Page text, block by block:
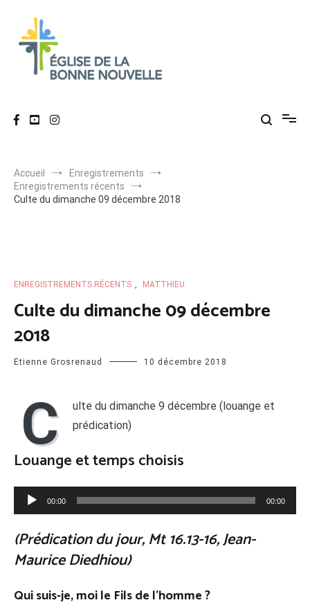
contenu
Accueil
Enregistrements
Enregistrements récents
Culte du dimanche 09 décembre 2018
ENREGISTREMENTS RÉCENTS , MATTHIEU
Culte du dimanche 09 décembre
2018
Etienne Grosrenaud 10 décembre 2018
C
ulte du dimanche 9 décembre (louange et
prédication)
Louange et temps choisis
Lecteur
audio
00:00 00:00
(Prédication du jour, Mt 16.13-16, Jean-
Maurice Diedhiou)
Qui suis-je, moi le Fils de l’homme ?